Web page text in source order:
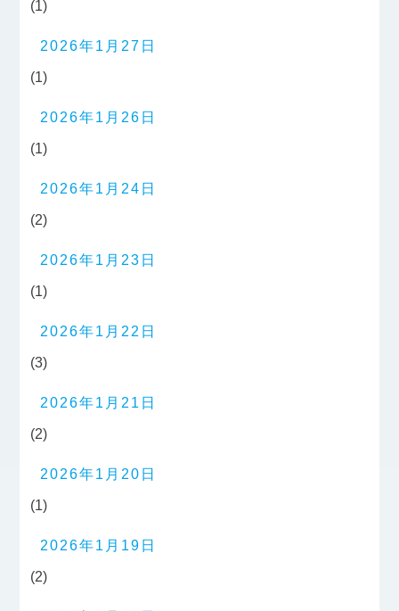
(1)
2026年1月27日
(1)
2026年1月26日
(1)
2026年1月24日
(2)
2026年1月23日
(1)
2026年1月22日
(3)
2026年1月21日
(2)
2026年1月20日
(1)
2026年1月19日
(2)